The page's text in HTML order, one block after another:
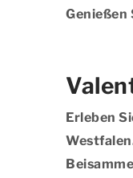
Genießen
Erleben